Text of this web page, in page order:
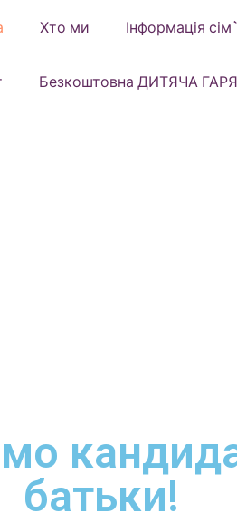
Хто ми Інформація
Безкоштовна ДИТЯЧА
батьки!